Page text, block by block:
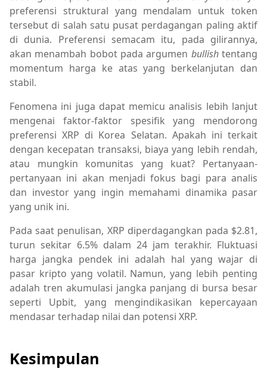
preferensi struktural yang mendalam untuk token
tersebut di salah satu pusat perdagangan paling aktif
di dunia. Preferensi semacam itu, pada gilirannya,
akan menambah bobot pada argumen bullishtentang
momentum harga ke atas yang berkelanjutan dan
stabil.
Fenomena ini juga dapat memicu analisis lebih lanjut
mengenai faktor-faktor spesifik yang mendorong
preferensi XRP di Korea Selatan. Apakah ini terkait
dengan kecepatan transaksi, biaya yang lebih rendah,
atau mungkin komunitas yang kuat? Pertanyaan-
pertanyaan ini akan menjadi fokus bagi para analis
dan investor yang ingin memahami dinamika pasar
yang unik ini.
Pada saat penulisan, XRP diperdagangkan pada $2.81,
turun sekitar 6.5% dalam 24 jam terakhir. Fluktuasi
harga jangka pendek ini adalah hal yang wajar di
pasar kripto yang volatil. Namun, yang lebih penting
adalah tren akumulasi jangka panjang di bursa besar
seperti Upbit, yang mengindikasikan kepercayaan
mendasar terhadap nilai dan potensi XRP.
Kesimpulan